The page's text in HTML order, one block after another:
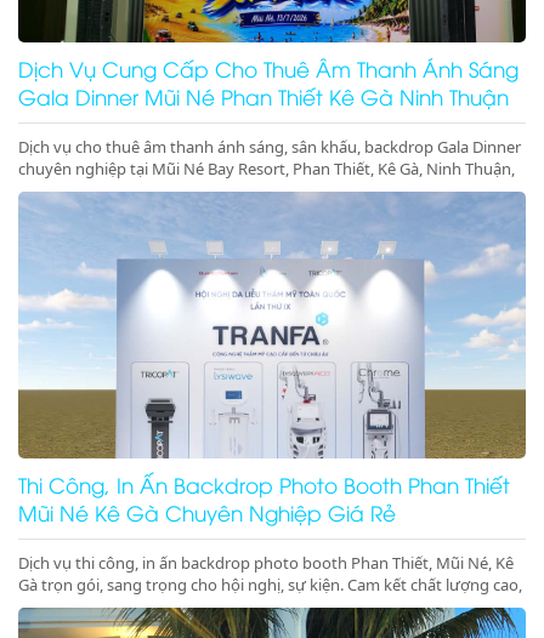
Dịch Vụ Cung Cấp Cho Thuê Âm Thanh Ánh Sáng
Gala Dinner Mũi Né Phan Thiết Kê Gà Ninh Thuận
Dịch vụ cho thuê âm thanh ánh sáng, sân khấu, backdrop Gala Dinner
chuyên nghiệp tại Mũi Né Bay Resort, Phan Thiết, Kê Gà, Ninh Thuận,
Ninh Chữ, Vĩnh Hy. Thiết bị hiện đại, giá cực tốt. Gọi ngay!
Thi Công, In Ấn Backdrop Photo Booth Phan Thiết
Mũi Né Kê Gà Chuyên Nghiệp Giá Rẻ
Dịch vụ thi công, in ấn backdrop photo booth Phan Thiết, Mũi Né, Kê
Gà trọn gói, sang trọng cho hội nghị, sự kiện. Cam kết chất lượng cao,
đúng tiến độ. Gọi ngay!